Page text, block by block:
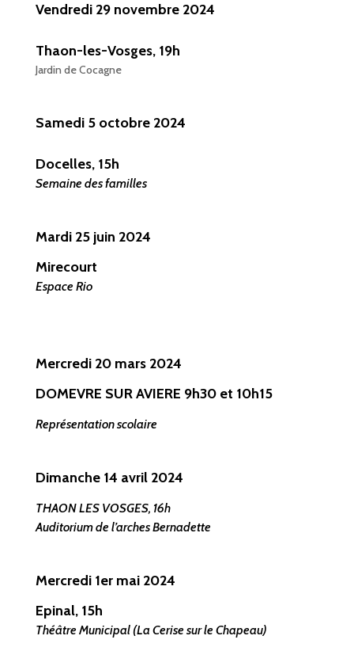
Vendredi 29 novembre 2024
Thaon-les-Vosges, 19h
Jardin de Cocagne
Samedi 5 octobre 2024
Docelles, 15h
Semaine des familles
Mardi 25 juin 2024
Mirecourt
Espace Rio
Mercredi 20 mars 2024
DOMEVRE SUR AVIERE 9h30 et 10h15
Représentation scolaire
Dimanche 14 avril 2024
THAON LES VOSGES, 16h
Auditorium de l’arches Bernadette
Mercredi 1er mai 2024
Epinal, 15h
Théâtre Municipal (La Cerise sur le Chapeau)